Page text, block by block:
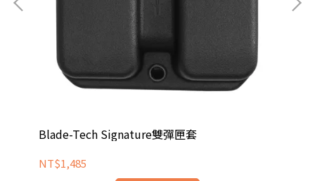
Blade-Tech Signature雙彈匣套
NT$1,485